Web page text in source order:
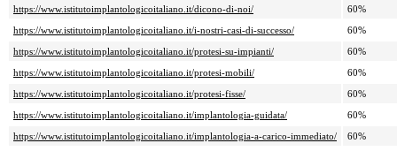
https://www.istitutoimplantologicoitaliano.it/dicono-di-noi/
60%
https://www.istitutoimplantologicoitaliano.it/i-nostri-casi-di-successo/
60%
https://www.istitutoimplantologicoitaliano.it/protesi-su-impianti/
60%
https://www.istitutoimplantologicoitaliano.it/protesi-mobili/
60%
https://www.istitutoimplantologicoitaliano.it/protesi-fisse/
60%
https://www.istitutoimplantologicoitaliano.it/implantologia-guidata/
60%
https://www.istitutoimplantologicoitaliano.it/implantologia-a-carico-immediato/
60%